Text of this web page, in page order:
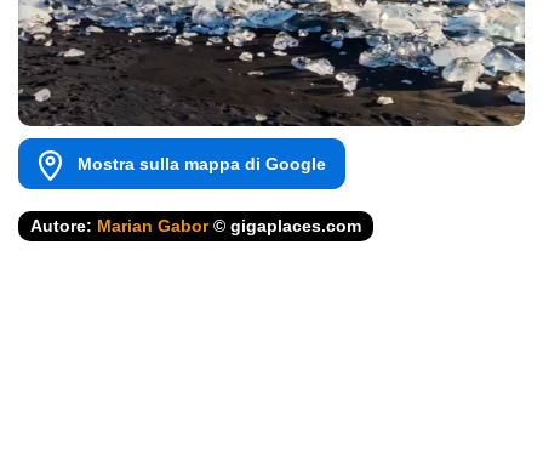
Mostra sulla mappa di Google
Autore: Marian Gabor© gigaplaces.com